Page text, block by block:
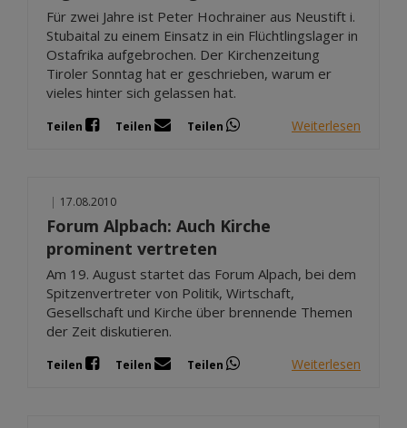
Für zwei Jahre ist Peter Hochrainer aus Neustift i.
Stubaital zu einem Einsatz in ein Flüchtlingslager in
Ostafrika aufgebrochen. Der Kirchenzeitung
Tiroler Sonntag hat er geschrieben, warum er
vieles hinter sich gelassen hat.
Teilen Teilen Teilen Weiterlesen
| 17.08.2010
Forum Alpbach: Auch Kirche
prominent vertreten
Am 19. August startet das Forum Alpach, bei dem
Spitzenvertreter von Politik, Wirtschaft,
Gesellschaft und Kirche über brennende Themen
der Zeit diskutieren.
Teilen Teilen Teilen Weiterlesen